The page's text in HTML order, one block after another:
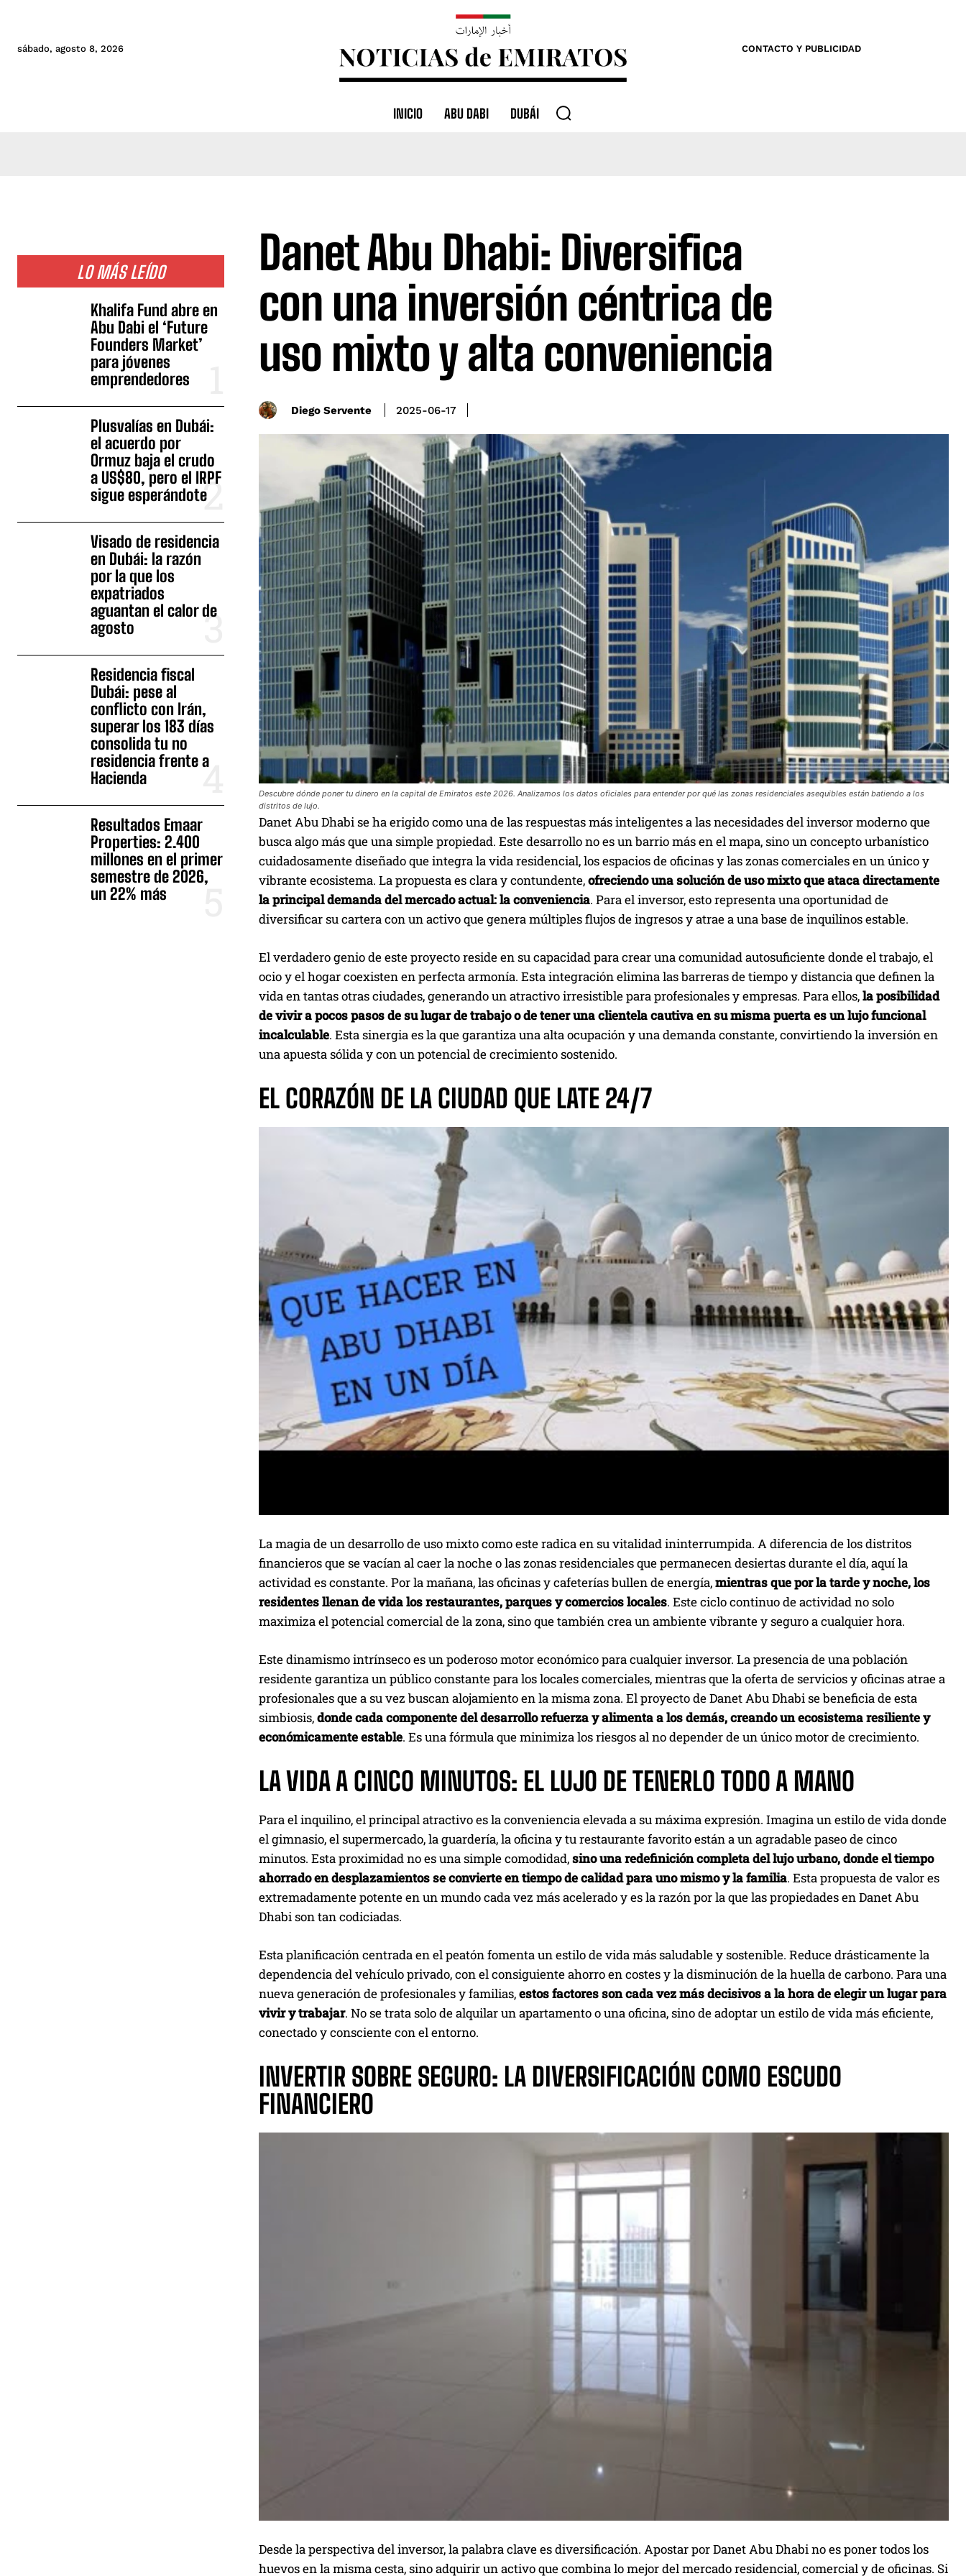
sábado, agosto 8, 2026 CONTACTO Y PUBLICIDAD
INICIO ABU DABI DUBÁI
LO MÁS LEÍDO
Khalifa Fund abre en
Abu Dabi el ‘Future
Founders Market’
para jóvenes
emprendedores
Plusvalías en Dubái:
el acuerdo por
Ormuz baja el crudo
a US$80, pero el IRPF
sigue esperándote
Visado de residencia
en Dubái: la razón
por la que los
expatriados
aguantan el calor de
agosto
Residencia fiscal
Dubái: pese al
conflicto con Irán,
superar los 183 días
consolida tu no
residencia frente a
Hacienda
Resultados Emaar
Properties: 2.400
millones en el primer
semestre de 2026,
un 22% más
Danet Abu Dhabi: Diversifica
con una inversión céntrica de
uso mixto y alta conveniencia
Diego Servente 2025-06-17
Descubre dónde poner tu dinero en la capital de Emiratos este 2026. Analizamos los datos oficiales para entender por qué las zonas residenciales asequibles están batiendo a los
distritos de lujo.
Danet Abu Dhabi se ha erigido como una de las respuestas más inteligentes a las necesidades del inversor moderno que
busca algo más que una simple propiedad. Este desarrollo no es un barrio más en el mapa, sino un concepto urbanístico
cuidadosamente diseñado que integra la vida residencial, los espacios de oficinas y las zonas comerciales en un único y
vibrante ecosistema. La propuesta es clara y contundente,ofreciendo una solución de uso mixto que ataca directamente
la principal demanda del mercado actual: la conveniencia. Para el inversor, esto representa una oportunidad de
diversificar su cartera con un activo que genera múltiples flujos de ingresos y atrae a una base de inquilinos estable.
El verdadero genio de este proyecto reside en su capacidad para crear una comunidad autosuficiente donde el trabajo, el
ocio y el hogar coexisten en perfecta armonía. Esta integración elimina las barreras de tiempo y distancia que definen la
vida en tantas otras ciudades, generando un atractivo irresistible para profesionales y empresas. Para ellos,la posibilidad
de vivir a pocos pasos de su lugar de trabajo o de tener una clientela cautiva en su misma puerta es un lujo funcional
incalculable. Esta sinergia es la que garantiza una alta ocupación y una demanda constante, convirtiendo la inversión en
una apuesta sólida y con un potencial de crecimiento sostenido.
EL CORAZÓN DE LA CIUDAD QUE LATE 24/7
La magia de un desarrollo de uso mixto como este radica en su vitalidad ininterrumpida. A diferencia de los distritos
financieros que se vacían al caer la noche o las zonas residenciales que permanecen desiertas durante el día, aquí la
actividad es constante. Por la mañana, las oficinas y cafeterías bullen de energía,mientras que por la tarde y noche, los
residentes llenan de vida los restaurantes, parques y comercios locales. Este ciclo continuo de actividad no solo
maximiza el potencial comercial de la zona, sino que también crea un ambiente vibrante y seguro a cualquier hora.
Este dinamismo intrínseco es un poderoso motor económico para cualquier inversor. La presencia de una población
residente garantiza un público constante para los locales comerciales, mientras que la oferta de servicios y oficinas atrae a
profesionales que a su vez buscan alojamiento en la misma zona. El proyecto de Danet Abu Dhabi se beneficia de esta
simbiosis,donde cada componente del desarrollo refuerza y alimenta a los demás, creando un ecosistema resiliente y
económicamente estable. Es una fórmula que minimiza los riesgos al no depender de un único motor de crecimiento.
LA VIDA A CINCO MINUTOS: EL LUJO DE TENERLO TODO A MANO
Para el inquilino, el principal atractivo es la conveniencia elevada a su máxima expresión. Imagina un estilo de vida donde
el gimnasio, el supermercado, la guardería, la oficina y tu restaurante favorito están a un agradable paseo de cinco
minutos. Esta proximidad no es una simple comodidad,sino una redefinición completa del lujo urbano, donde el tiempo
ahorrado en desplazamientos se convierte en tiempo de calidad para uno mismo y la familia. Esta propuesta de valor es
extremadamente potente en un mundo cada vez más acelerado y es la razón por la que las propiedades en Danet Abu
Dhabi son tan codiciadas.
Esta planificación centrada en el peatón fomenta un estilo de vida más saludable y sostenible. Reduce drásticamente la
dependencia del vehículo privado, con el consiguiente ahorro en costes y la disminución de la huella de carbono. Para una
nueva generación de profesionales y familias,estos factores son cada vez más decisivos a la hora de elegir un lugar para
vivir y trabajar. No se trata solo de alquilar un apartamento o una oficina, sino de adoptar un estilo de vida más eficiente,
conectado y consciente con el entorno.
INVERTIR SOBRE SEGURO: LA DIVERSIFICACIÓN COMO ESCUDO
FINANCIERO
Desde la perspectiva del inversor, la palabra clave es diversificación. Apostar por Danet Abu Dhabi no es poner todos los
huevos en la misma cesta, sino adquirir un activo que combina lo mejor del mercado residencial, comercial y de oficinas. Si